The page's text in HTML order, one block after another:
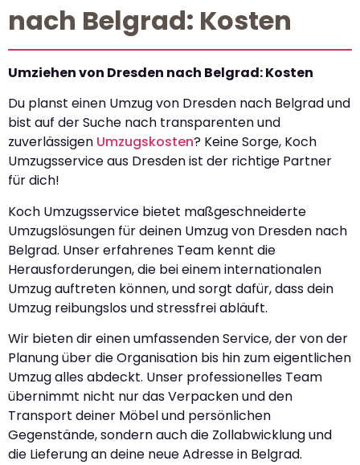
nach Belgrad: Kosten
Umziehen von Dresden nach Belgrad: Kosten
Du planst einen Umzug von Dresden nach Belgrad und
bist auf der Suche nach transparenten und
zuverlässigen Umzugskosten? Keine Sorge, Koch
Umzugsservice aus Dresden ist der richtige Partner
für dich!
Koch Umzugsservice bietet maßgeschneiderte
Umzugslösungen für deinen Umzug von Dresden nach
Belgrad. Unser erfahrenes Team kennt die
Herausforderungen, die bei einem internationalen
Umzug auftreten können, und sorgt dafür, dass dein
Umzug reibungslos und stressfrei abläuft.
Wir bieten dir einen umfassenden Service, der von der
Planung über die Organisation bis hin zum eigentlichen
Umzug alles abdeckt. Unser professionelles Team
übernimmt nicht nur das Verpacken und den
Transport deiner Möbel und persönlichen
Gegenstände, sondern auch die Zollabwicklung und
die Lieferung an deine neue Adresse in Belgrad.